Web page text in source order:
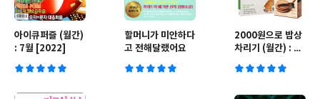
아이큐퍼즐 (월간)
: 7월 [2022]
할머니가 미안하다
고 전해달랬어요
2000원으로 밥상
차리기 (월간) : 6